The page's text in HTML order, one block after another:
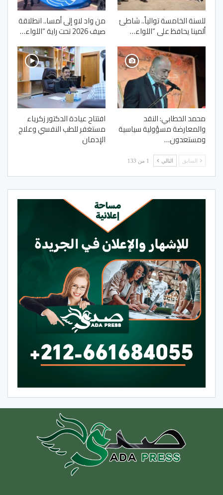
للسنة الخامسة توالياً.. شاطئ
ألمينا يحافظ على “اللواء…
من واد لاو إلى أمسا.. انطلاقة
صيف 2026 تحت راية “اللواء…
محمد الخطابي: النقد
والمعارضة مسؤولية سياسية
ومستعدون…
افتتاح عيادة الدكتور زكرياء
مستغفر للطب النفسي وعلاج
الإدمان
السابق التالي 1 من 133